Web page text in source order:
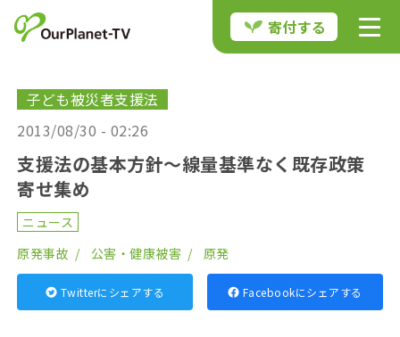
寄付する
子ども被災者支援法
2013/08/30 - 02:26
支援法の基本方針〜線量基準なく既存政策
寄せ集め
ニュース
原発事故
公害・健康被害 原発
Twitterにシェアする Facebookにシェアする